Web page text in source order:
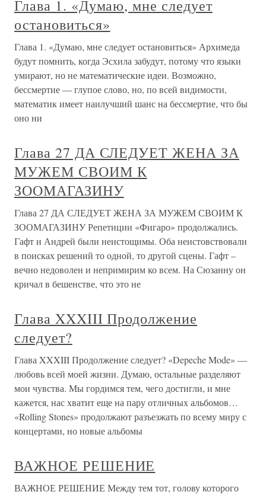
Глава 1. «Думаю, мне следует
остановиться»
Глава 1. «Думаю, мне следует остановиться» Архимеда
будут помнить, когда Эсхила забудут, потому что языки
умирают, но не математические идеи. Возможно,
бессмертие — глупое слово, но, по всей видимости,
математик имеет наилучший шанс на бессмертие, что бы
оно ни
Глава 27 ДА СЛЕДУЕТ ЖЕНА ЗА
МУЖЕМ СВОИМ К
ЗООМАГАЗИНУ
Глава 27 ДА СЛЕДУЕТ ЖЕНА ЗА МУЖЕМ СВОИМ К
ЗООМАГАЗИНУ Репетиции «Фигаро» продолжались.
Гафт и Андрей были неистощимы. Оба неистовствовали
в поисках решений то одной, то другой сцены. Гафт –
вечно недоволен и непримирим ко всем. На Сюзанну он
кричал в бешенстве, что это не
Глава XXXIII Продолжение
следует?
Глава XXXIII Продолжение следует? «Depeche Mode» —
любовь всей моей жизни. Думаю, остальные разделяют
мои чувства. Мы гордимся тем, чего достигли, и мне
кажется, нас хватит еще на пару отличных альбомов…
«Rolling Stones» продолжают разъезжать по всему миру с
концертами, но новые альбомы
ВАЖНОЕ РЕШЕНИЕ
ВАЖНОЕ РЕШЕНИЕ Между тем тот, голову которого